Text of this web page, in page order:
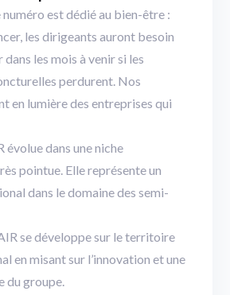
numéro est dédié au bien-être :
les dirigeants auront besoin
dans les mois à venir si les
perdurent. Nos
en lumière des entreprises qui
évolue dans une niche
pointue. Elle représente un
dans le domaine des semi-
se développe sur le territoire
en misant sur l’innovation et une
du groupe.